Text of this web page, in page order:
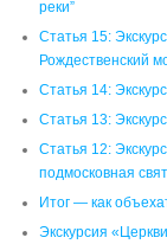
реки”
Статья 15:
Рождественский
Статья 14:
Статья 13:
Статья 12:
подмосковная
Итог — как
Экскурсия